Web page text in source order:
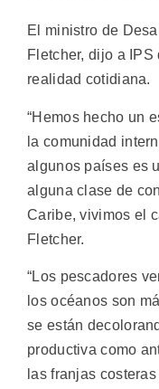
El ministro de
Fletcher, dijo a
realidad cotidiana.
“Hemos hecho un
la comunidad
algunos países es
alguna clase de
Caribe, vivimos el
Fletcher.
“Los pescadores
los océanos son
se están
productiva como
las franjas